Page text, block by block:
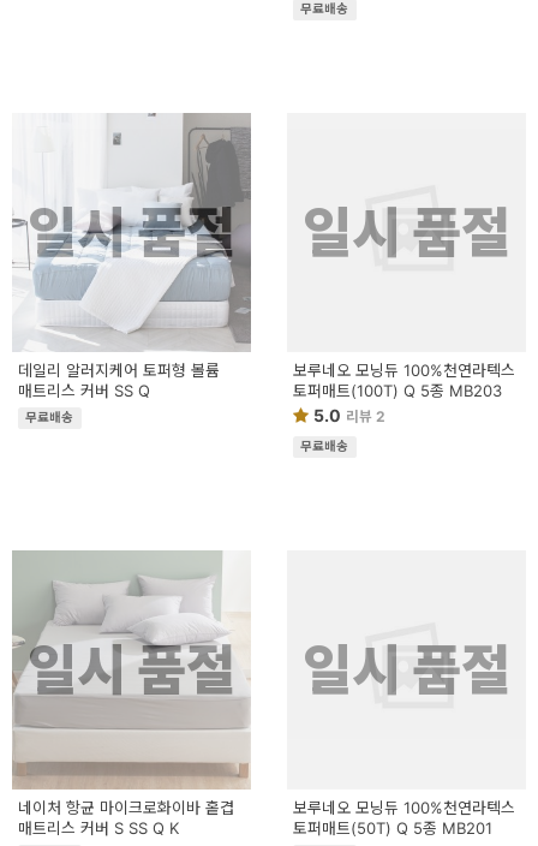
무료배송
일시 품절
데일리 알러지케어 토퍼형 볼륨
매트리스 커버 SS Q
무료배송
일시 품절
보루네오 모닝듀 100%천연라텍스
토퍼매트(100T) Q 5종 MB203
5.0 리뷰 2
무료배송
일시 품절
네이처 항균 마이크로화이바 홑겹
매트리스 커버 S SS Q K
일시 품절
보루네오 모닝듀 100%천연라텍스
토퍼매트(50T) Q 5종 MB201